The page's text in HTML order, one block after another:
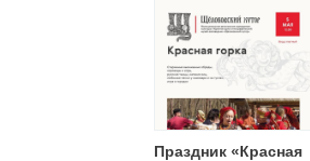
Праздник «Красная